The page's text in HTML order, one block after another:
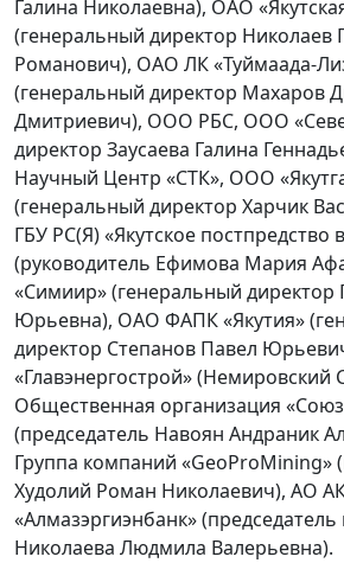
Галина Николаевна), ОАО
(генеральный директор Николаев
Романович), ОАО ЛК «Туймаада-
(генеральный директор Махаров
Дмитриевич), ООО РБС, ООО
директор Заусаева Галина
Научный Центр «СТК», ООО
(генеральный директор Харчик
ГБУ РС(Я) «Якутское постпредство
(руководитель Ефимова Мария
«Симиир» (генеральный директор
Юрьевна), ОАО ФАПК «Якутия»
директор Степанов Павел
«Главэнергострой»
Общественная организация «Союз
(председатель Навоян Андраник
Группа компаний «GeoProMining»
Худолий Роман Николаевич), АО
«Алмазэргиэнбанк»
Николаева Людмила Валерьевна).